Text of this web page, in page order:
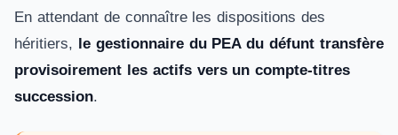
En attendant de connaître les dispositions des
héritiers, le gestionnaire du PEA du défunt transfère
provisoirement les actifs vers un compte-titres
succession.